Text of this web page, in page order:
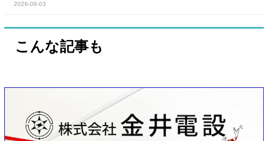
2026-08-03
こんな記事も